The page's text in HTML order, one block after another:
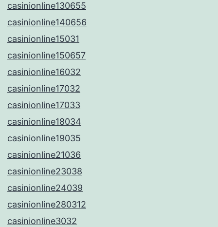
casinionline130655
casinionline140656
casinionline15031
casinionline150657
casinionline16032
casinionline17032
casinionline17033
casinionline18034
casinionline19035
casinionline21036
casinionline23038
casinionline24039
casinionline280312
casinionline3032